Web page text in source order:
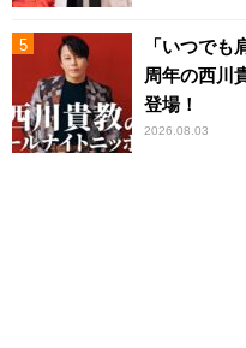
「いつで
周年の西川
登場！
2026.08.03